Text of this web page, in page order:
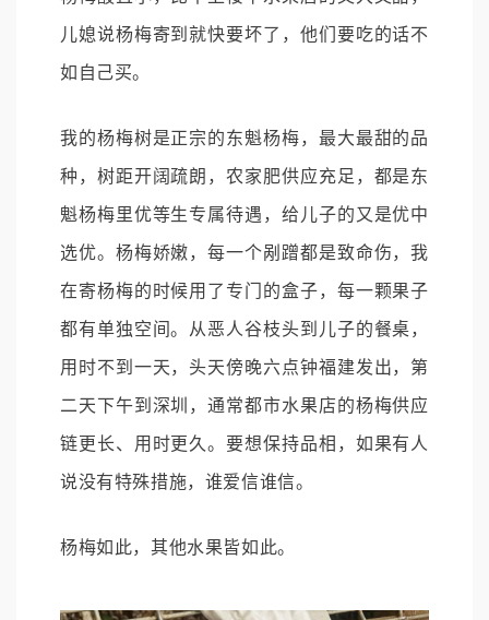
儿媳说杨梅寄到就快要坏了，他们要吃的话不
如自己买。
我的杨梅树是正宗的东魁杨梅，最大最甜的品
种，树距开阔疏朗，农家肥供应充足，都是东
魁杨梅里优等生专属待遇，给儿子的又是优中
选优。杨梅娇嫩，每一个剐蹭都是致命伤，我
在寄杨梅的时候用了专门的盒子，每一颗果子
都有单独空间。从恶人谷枝头到儿子的餐桌，
用时不到一天，头天傍晚六点钟福建发出，第
二天下午到深圳，通常都市水果店的杨梅供应
链更长、用时更久。要想保持品相，如果有人
说没有特殊措施，谁爱信谁信。
杨梅如此，其他水果皆如此。